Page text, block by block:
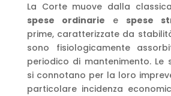
La Corte muove dalla
spese ordinarie e spese
prime, caratterizzate da
sono fisiologicamente
periodico di mantenimento. Le
si connotano per la loro
particolare incidenza